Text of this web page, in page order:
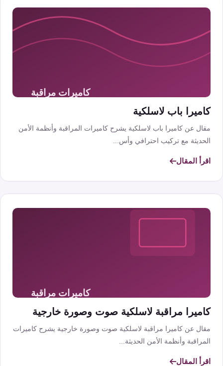
كاميرا باب لاسلكية
مقال عن كاميرا باب لاسلكية يشرح كاميرات المراقبة وأنظمة الأمن
الحديثة مع تركيب احترافي وأس...
اقرأ المقال
كاميرا مراقبة لاسلكية صوت وصورة خارجية
مقال عن كاميرا مراقبة لاسلكية صوت وصورة خارجية يشرح كاميرات
المراقبة وأنظمة الأمن الحديثة...
اقرأ المقال